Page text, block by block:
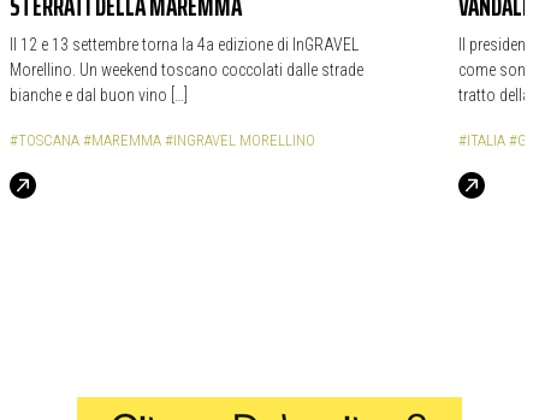
Il 12 e 13 settembre torna la 4a edizione di InGRAVEL
Morellino. Un weekend toscano coccolati dalle strade
bianche e dal buon vino […]
#TOSCANA #MAREMMA #INGRAVEL MORELLINO
Il
come sono
tratto della
#ITALIA